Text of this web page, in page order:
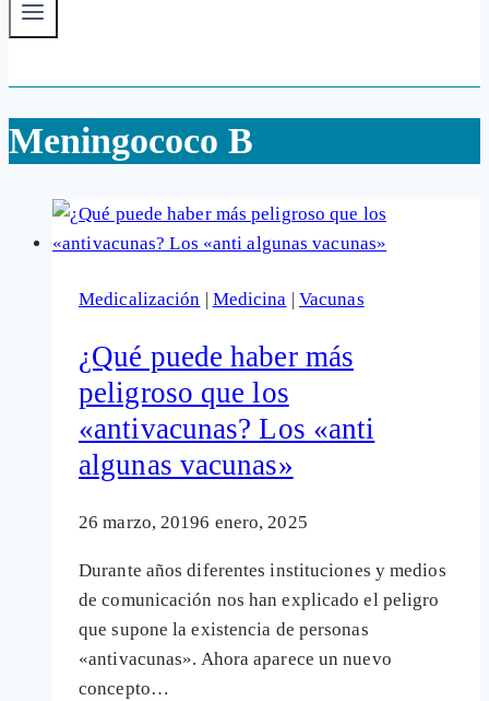
Meningococo B
Medicalización Medicina Vacunas
¿Qué puede haber más
peligroso que los
«antivacunas? Los «anti
algunas vacunas»
26 marzo, 20196 enero, 2025
Durante años diferentes instituciones y medios
de comunicación nos han explicado el peligro
que supone la existencia de personas
«antivacunas». Ahora aparece un nuevo
concepto…